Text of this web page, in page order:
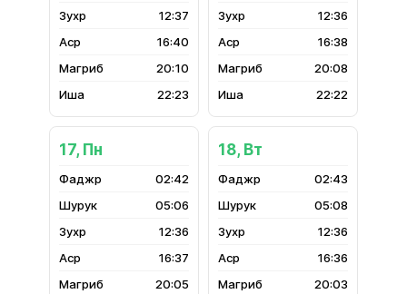
12:37
16:40
20:10
22:23
12:36
16:38
20:08
22:22
17, Пн
02:42
05:06
12:36
16:37
20:05
18, Вт
02:43
05:08
12:36
16:36
20:03